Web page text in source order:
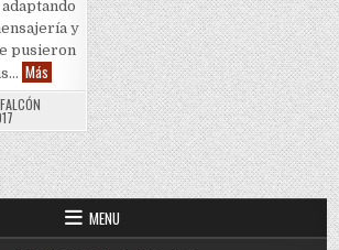
y
pusieron
Más¿Influencia en una cajita de cartón?
MENU